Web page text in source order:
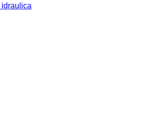
idraulica